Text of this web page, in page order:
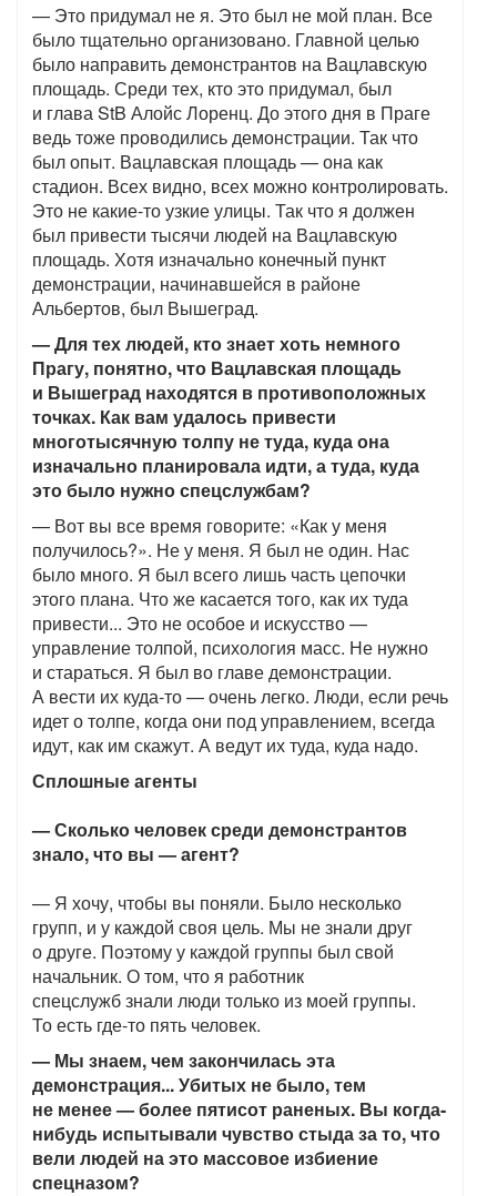
— Это придумал не я. Это был не мой план. Все
было тщательно организовано. Главной целью
было направить демонстрантов на Вацлавскую
площадь. Среди тех, кто это придумал, был
и глава StB Алойс Лоренц. До этого дня в Праге
ведь тоже проводились демонстрации. Так что
был опыт. Вацлавская площадь — она как
стадион. Всех видно, всех можно контролировать.
Это не какие-то узкие улицы. Так что я должен
был привести тысячи людей на Вацлавскую
площадь. Хотя изначально конечный пункт
демонстрации, начинавшейся в районе
Альбертов, был Вышеград.
— Для тех людей, кто знает хоть немного
Прагу, понятно, что Вацлавская площадь
и Вышеград находятся в противоположных
точках. Как вам удалось привести
многотысячную толпу не туда, куда она
изначально планировала идти, а туда, куда
это было нужно спецслужбам?
— Вот вы все время говорите: «Как у меня
получилось?». Не у меня. Я был не один. Нас
было много. Я был всего лишь часть цепочки
этого плана. Что же касается того, как их туда
привести... Это не особое и искусство —
управление толпой, психология масс. Не нужно
и стараться. Я был во главе демонстрации.
А вести их куда-то — очень легко. Люди, если речь
идет о толпе, когда они под управлением, всегда
идут, как им скажут. А ведут их туда, куда надо.
Сплошные агенты
— Сколько человек среди демонстрантов
знало, что вы — агент?
— Я хочу, чтобы вы поняли. Было несколько
групп, и у каждой своя цель. Мы не знали друг
о друге. Поэтому у каждой группы был свой
начальник. О том, что я работник
спецслужб знали люди только из моей группы.
То есть где-то пять человек.
— Мы знаем, чем закончилась эта
демонстрация... Убитых не было, тем
не менее — более пятисот раненых. Вы когда-
нибудь испытывали чувство стыда за то, что
вели людей на это массовое избиение
спецназом?